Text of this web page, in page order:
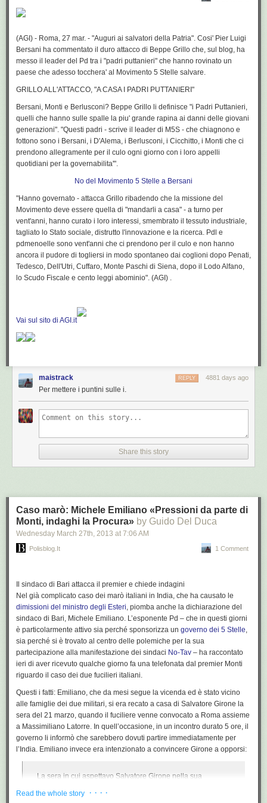
mese che lo fanno, che ci provano, che non capiscono: un po’ capre
anche loro, invero.
sono dei «puttanieri» e questo dopo che l’assessore Franco Battiato
aveva parlato di «troie in Parlamento». È arrivata la società civile. La
capogruppo alla Camera Roberta Lombardi, intanto, veniva contestata
dai deputati grillini che hanno addirittura chiesto le sue dimissioni. Il
capogruppo al senato Vito Crimi, intanto, in serata diceva qualcosa che
sezionato, smentito, spiegato, integrato da migliaia di giornalisti di un
Paese disperato. E oggi si ricomincia.
(AGI) - Roma, 27 mar. - "Auguri ai salvatori della Patria". Cosi' Pier Luigi
Bersani ha commentato il duro attacco di Beppe Grillo che, sul blog, ha
messo il leader del Pd tra i "padri puttanieri" che hanno rovinato un
paese che adesso tocchera' al Movimento 5 Stelle salvare.
GRILLO ALL'ATTACCO, "A CASA I PADRI PUTTANIERI"
Bersani, Monti e Berlusconi? Beppe Grillo li definisce "i Padri Puttanieri,
quelli che hanno sulle spalle la piu' grande rapina ai danni delle giovani
generazioni". "Questi padri - scrive il leader di M5S - che chiagnono e
fottono sono i Bersani, i D'Alema, i Berlusconi, i Cicchitto, i Monti che ci
prendono allegramente per il culo ogni giorno con i loro appelli
quotidiani per la governabilita'".
No del Movimento 5 Stelle a Bersani
"Hanno governato - attacca Grillo ribadendo che la missione del
Movimento deve essere quella di "mandarli a casa" - a turno per
vent'anni, hanno curato i loro interessi, smembrato il tessuto industriale,
tagliato lo Stato sociale, distrutto l'innovazione e la ricerca. Pdl e
pdmenoelle sono vent'anni che ci prendono per il culo e non hanno
ancora il pudore di togliersi in modo spontaneo dai coglioni dopo Penati,
Tedesco, Dell'Utri, Cuffaro, Monte Paschi di Siena, dopo il Lodo Alfano,
lo Scudo Fiscale e cento leggi abominio". (AGI) .
Vai sul sito di AGI.it
maistrack 4881 days ago
REPLY
Per mettere i puntini sulle i.
Share this story
Caso marò: Michele Emiliano «Pressioni da parte di
Monti, indaghi la Procura» by Guido Del Duca
Wednesday March 27th, 2013 at 7:06 AM
Polisblog.it 1 Comment
Il sindaco di Bari attacca il premier e chiede indagini
Nel già complicato caso dei marò italiani in India, che ha causato le
dimissioni del ministro degli Esteri, piomba anche la dichiarazione del
sindaco di Bari, Michele Emiliano. L’esponente Pd – che in questi giorni
è particolarmente attivo sia perché sponsorizza un governo dei 5 Stelle,
sia perché si è trovato al centro delle polemiche per la sua
partecipazione alla manifestazione dei sindaci No-Tav – ha raccontato
ieri di aver ricevuto qualche giorno fa una telefonata dal premier Monti
riguardo il caso dei due fucilieri italiani.
Questi i fatti: Emiliano, che da mesi segue la vicenda ed è stato vicino
alle famiglie dei due militari, si era recato a casa di Salvatore Girone la
sera del 21 marzo, quando il fuciliere venne convocato a Roma assieme
a Massimiliano Latorre. In quell’occasione, in un incontro durato 5 ore, il
governo li informò che sarebbero dovuti partire immediatamente per
l’India. Emiliano invece era intenzionato a convincere Girone a opporsi:
La sera in cui aspettavo Salvatore Girone nella sua
probabilmente avrei interferito nella scelta di tornare, il
Read the whole story · · · ·